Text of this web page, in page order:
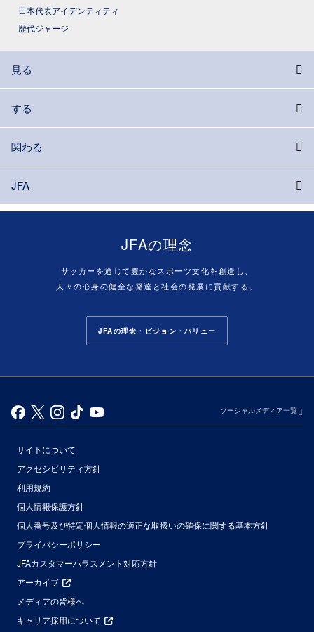
日本代表アイデンティティ
歴代ジャージ
見る
する
関わる
JFA
JFAの理念
サッカーを通じて豊かなスポーツ文化を創造し、
人々の心身の健全な発達と社会の発展に貢献する。
JFAの理念・ビジョン・バリュー
ソーシャルメディア一覧
サイトについて
アクセシビリティ方針
利用規約
個人情報保護方針
個人番号及び特定個人情報の適正な取扱いの確保に関する基本方針
プライバシーポリシー
JFAカスタマーハラスメント対応方針
アーカイブ
メディアの皆様へ
キャリア採用について